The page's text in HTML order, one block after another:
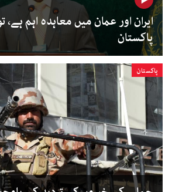
ایران اور عمان میں معاہدہ اہم
پاکستان
پاکستان